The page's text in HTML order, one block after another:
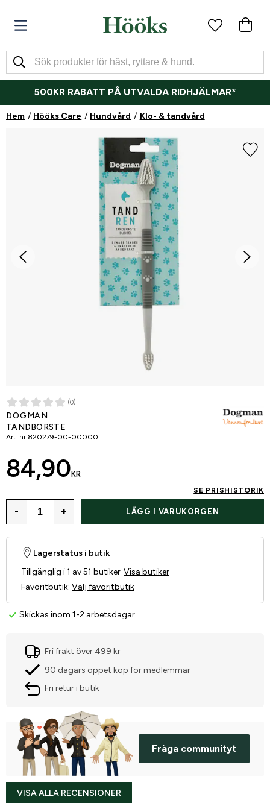
500KR RABATT PÅ UTVALDA RIDHJÄLMAR*
Hem Hööks Care Hundvård Klo- & tandvård
(0)
DOGMAN
TANDBORSTE
Art. nr 820279-00-00000
84,90 KR
SE PRISHISTORIK
- + LÄGG I VARUKORGEN
Skickas inom 1-2 arbetsdagar
Lagerstatus i butik
Tillgänglig i 1 av 51 butiker Visa butiker
Favoritbutik: Välj favoritbutik
Fri frakt över 499 kr
90 dagars öppet köp för medlemmar
Fri retur i butik
Fråga communityt
VISA ALLA RECENSIONER